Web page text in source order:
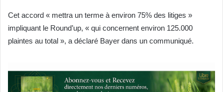
Cet accord « mettra un terme à environ 75% des litiges »
impliquant le Round’up, « qui concernent environ 125.000
plaintes au total », a déclaré Bayer dans un communiqué.